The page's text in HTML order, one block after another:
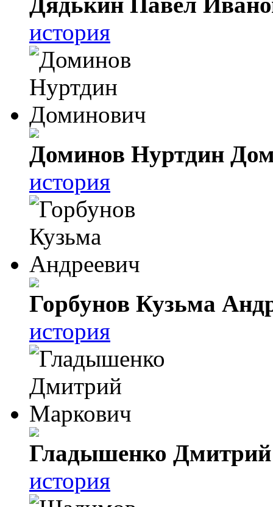
история
Доминов Нуртдин
история
Горбунов Кузьма
история
Гладышенко
история